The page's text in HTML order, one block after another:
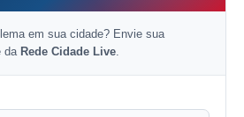
em sua cidade? Envie sua
da Rede Cidade Live.